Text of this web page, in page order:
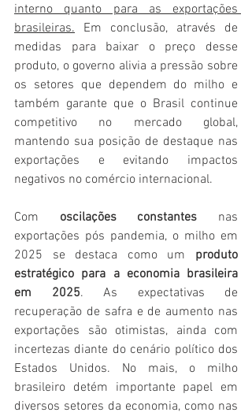
interno quanto para as exportações
brasileiras. Em conclusão, através de
medidas para baixar o preço desse
produto, o governo alivia a pressão sobre
os setores que dependem do milho e
também garante que o Brasil continue
competitivo no mercado global,
mantendo sua posição de destaque nas
exportações e evitando impactos
negativos no comércio internacional.
Com oscilações constantes nas
exportações pós pandemia, o milho em
2025 se destaca como um produto
estratégico para a economia brasileira
em 2025. As expectativas de
recuperação de safra e de aumento nas
exportações são otimistas, ainda com
incertezas diante do cenário político dos
Estados Unidos. No mais, o milho
brasileiro detém importante papel em
diversos setores da economia, como nas